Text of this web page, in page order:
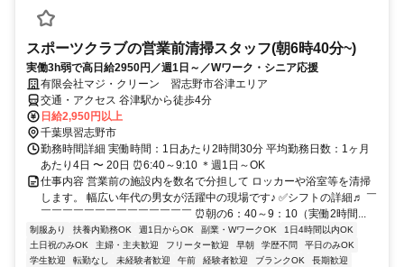
スポーツクラブの営業前清掃スタッフ(朝6時40分~)
実働3h弱で高日給2950円／週1日～／Wワーク・シニア応援
有限会社マジ・クリーン 習志野市谷津エリア
交通・アクセス 谷津駅から徒歩4分
日給2,950円以上
千葉県習志野市
勤務時間詳細 実働時間：1日あたり2時間30分 平均勤務日数：1ヶ月
あたり4日 〜 20日 ⏰6:40～9:10 ＊週1日～OK
仕事内容 営業前の施設内を数名で分担して ロッカーや浴室等を清掃
します。 幅広い年代の男女が活躍中の現場です♪ ✅シフトの詳細♬ ￣
￣￣￣￣￣￣￣￣￣￣￣￣￣￣ ⏰朝の6：40～9：10（実働2時間...
制服あり 扶養内勤務OK 週1日からOK 副業・WワークOK
1日4時間以内OK
土日祝のみOK
主婦・主夫歓迎 フリーター歓迎 早朝 学歴不問
平日のみOK
学生歓迎
転勤なし 未経験者歓迎 午前 経験者歓迎 ブランクOK
長期歓迎